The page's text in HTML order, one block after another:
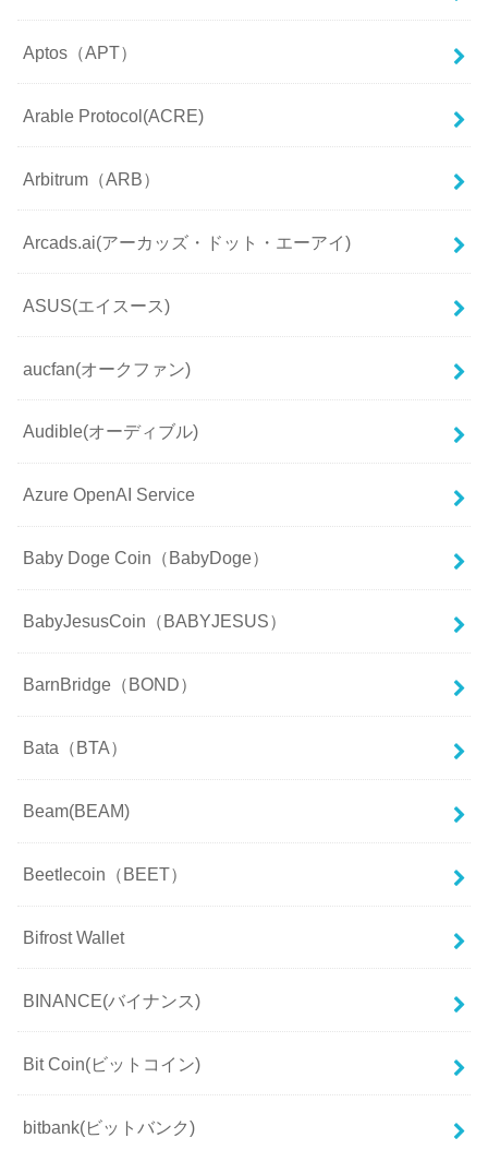
Aptos（APT）
Arable Protocol(ACRE)
Arbitrum（ARB）
Arcads.ai(アーカッズ・ドット・エーアイ)
ASUS(エイスース)
aucfan(オークファン)
Audible(オーディブル)
Azure OpenAI Service
Baby Doge Coin（BabyDoge）
BabyJesusCoin（BABYJESUS）
BarnBridge（BOND）
Bata（BTA）
Beam(BEAM)
Beetlecoin（BEET）
Bifrost Wallet
BINANCE(バイナンス)
Bit Coin(ビットコイン)
bitbank(ビットバンク)